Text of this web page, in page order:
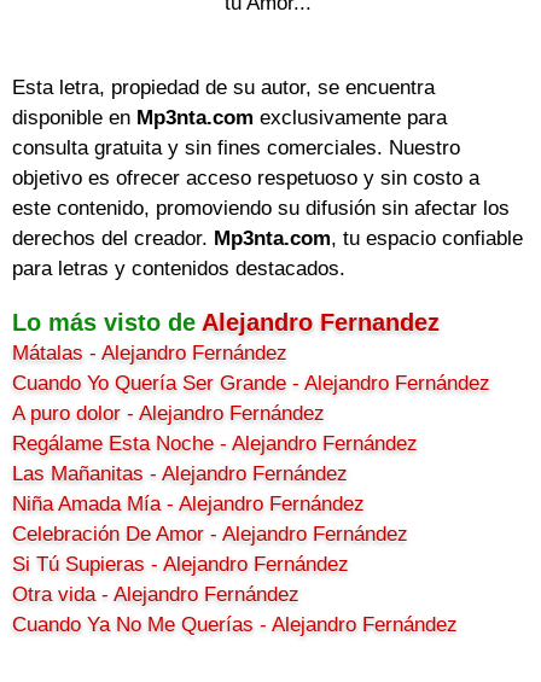
Esta letra, propiedad de su autor, se encuentra
disponible en Mp3nta.com exclusivamente para
consulta gratuita y sin fines comerciales. Nuestro
objetivo es ofrecer acceso respetuoso y sin costo a
este contenido, promoviendo su difusión sin afectar los
derechos del creador. Mp3nta.com, tu espacio confiable
para letras y contenidos destacados.
Lo más visto de Alejandro Fernandez
Mátalas - Alejandro Fernández
Cuando Yo Quería Ser Grande - Alejandro Fernández
A puro dolor - Alejandro Fernández
Regálame Esta Noche - Alejandro Fernández
Las Mañanitas - Alejandro Fernández
Niña Amada Mía - Alejandro Fernández
Celebración De Amor - Alejandro Fernández
Si Tú Supieras - Alejandro Fernández
Otra vida - Alejandro Fernández
Cuando Ya No Me Querías - Alejandro Fernández